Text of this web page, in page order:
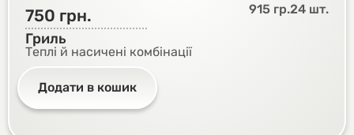
750 грн. 915 гр.24 шт.
Гриль
Теплі й насичені комбінації
Додати в кошик